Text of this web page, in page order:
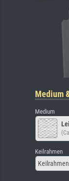
Medium
Medium
Keilrahmen